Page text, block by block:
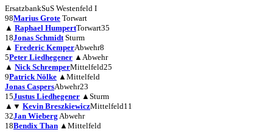
ErsatzbankSuS Westenfeld I
98Marius Grote Torwart
▲ Raphael HumpertTorwart35
18Jonas Schmidt Sturm
▲ Frederic KemperAbwehr8
5Peter Liedhegener ▲ Abwehr
▲ Nick SchremperMittelfeld25
9Patrick Nölke ▲ Mittelfeld
Jonas CaspersAbwehr23
15Justus Liedhegener ▲ Sturm
▲ ▼ Kevin BreszkiewiczMittelfeld11
32Jan Wieberg Abwehr
18Bendix Than ▲ Mittelfeld